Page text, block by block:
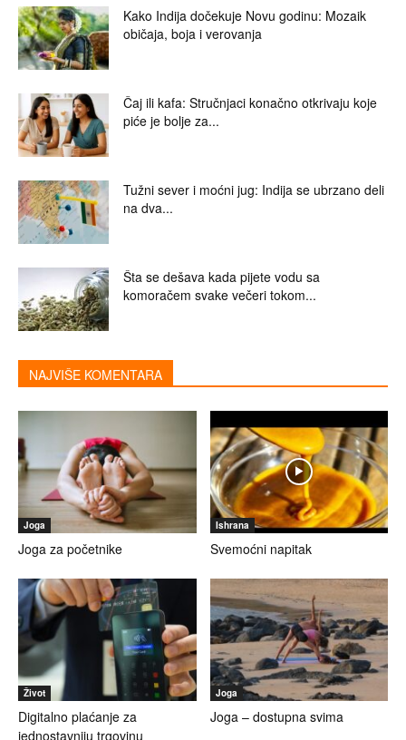
Kako Indija dočekuje Novu godinu: Mozaik
običaja, boja i verovanja
Čaj ili kafa: Stručnjaci konačno otkrivaju koje
piće je bolje za...
Tužni sever i moćni jug: Indija se ubrzano deli
na dva...
Šta se dešava kada pijete vodu sa
komoračem svake večeri tokom...
NAJVIŠE KOMENTARA
Joga
Joga za početnike
Ishrana
Svemoćni napitak
Život
Digitalno plaćanje za
jednostavniju trgovinu
Joga
Joga – dostupna svima